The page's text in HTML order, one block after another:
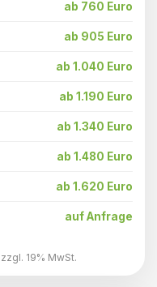
ab 760 Euro
ab 905 Euro
ab 1.040 Euro
ab 1.190 Euro
ab 1.340 Euro
ab 1.480 Euro
ab 1.620 Euro
auf Anfrage
19% MwSt.